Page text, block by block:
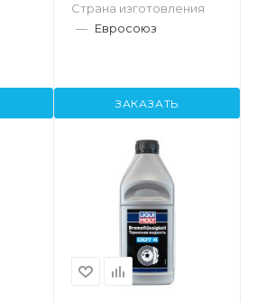
Страна изготовления
— Евросоюз
ЗАКАЗАТЬ